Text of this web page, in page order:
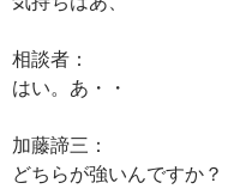
相談者：
はい。あ・・
加藤諦三：
どちらが強いんですか？